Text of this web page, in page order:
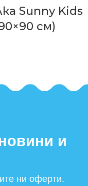
Sunny Kids
см)
и
ни оферти.